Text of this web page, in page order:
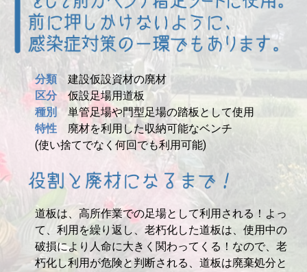
分類 建設仮設資材の廃材
区分仮設足場用道板
種別
単管足場や門型足場の踏板として使用
特性 廃材を利用した収納可能なベンチ
(使い捨てでなく何回でも利用可能)
道板は、高所作業での足場として利用される！よっ
て、利用を繰り返し、老朽化した道板は、使用中の
破損により人命に大きく関わってくる！なので、老
朽化し利用が危険と判断される、道板は廃棄処分と